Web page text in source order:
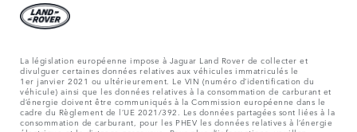
La législation européenne impose à Jaguar Land Rover de collecter et
divulguer certaines données relatives aux véhicules immatriculés le
1er janvier 2021 ou ultérieurement. Le VIN (numéro d’identification du
véhicule) ainsi que les données relatives à la consommation de carburant et
d’énergie doivent être communiqués à la Commission européenne dans le
cadre du Règlement de l’UE 2021/392. Les données partagées sont liées à la
consommation de carburant, pour les PHEV les données relatives à l’énergie